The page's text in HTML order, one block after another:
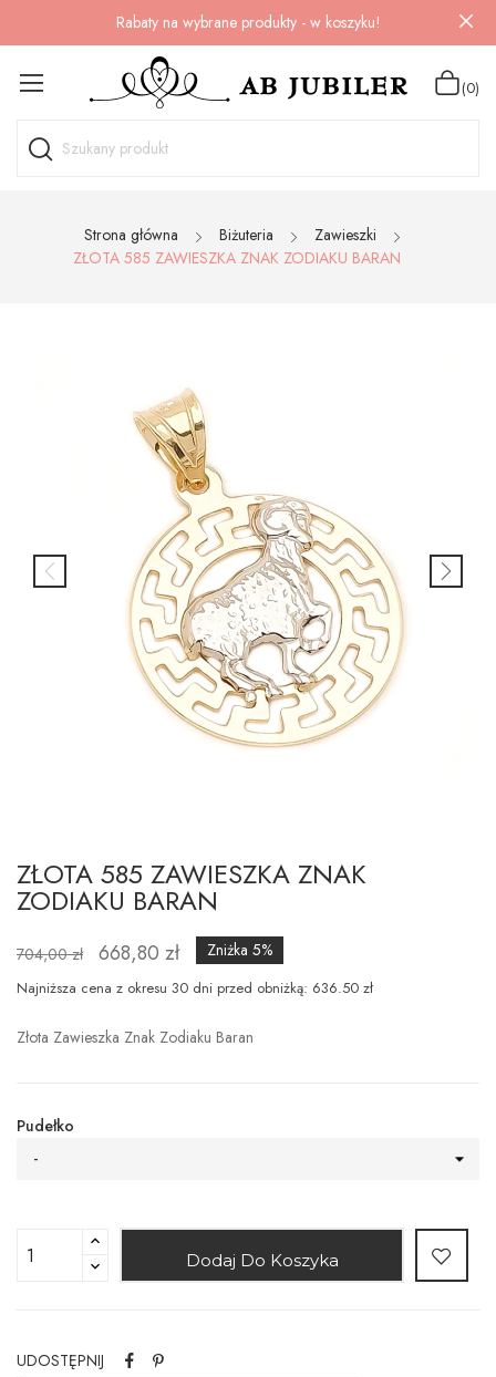
Rabaty na wybrane produkty - w koszyku!
(0)
Strona główna Biżuteria
Zawieszki
ZŁOTA 585 ZAWIESZKA ZNAK ZODIAKU BARAN
ZŁOTA 585 ZAWIESZKA ZNAK
ZODIAKU BARAN
704,00 zł 668,80 zł Zniżka 5%
Najniższa cena z okresu 30 dni przed obniżką: 636.50 zł
Złota Zawieszka Znak Zodiaku Baran
Pudełko
-
Dodaj Do Koszyka
UDOSTĘPNIJ